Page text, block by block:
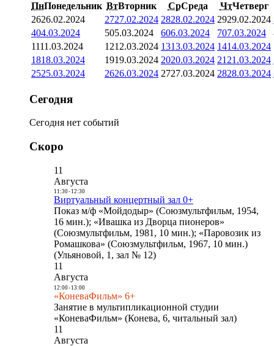
ПнПонедельник ВтВторник СрСреда ЧтЧетверг
2626.02.2024 2727.02.2024 2828.02.2024 2929.02.2024
404.03.2024 505.03.2024 606.03.2024 707.03.2024
1111.03.2024 1212.03.2024 1313.03.2024 1414.03.2024
1818.03.2024 1919.03.2024 2020.03.2024 21 21.03.2024
2525.03.2024 2626.03.2024 2727.03.2024 2828.03.2024
Сегодня
Сегодня нет событий
Скоро
11
Августа
11:30- 12:30
Виртуальный концертный зал 0+
Показ м/ф «Мойдодыр» (Союзмультфильм, 1954,
16 мин.); «Ивашка из Дворца пионеров»
(Союзмультфильм, 1981, 10 мин.); «Паровозик из
Ромашкова» (Союзмультфильм, 1967, 10 мин.)
(Ульяновой, 1, зал № 12)
11
Августа
12:00- 13:00
«КоневаФильм» 6+
Занятие в мультипликационной студии
«КоневаФильм» (Конева, 6, читальный зал)
11
Августа